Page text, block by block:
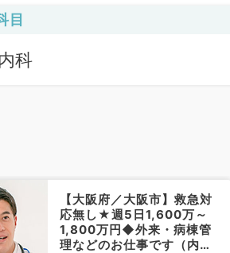
目
科
【大阪府／大阪市】救急対
応無し★週5日1,600万～
1,800万円◆外来・病棟管
理などのお仕事です（内科